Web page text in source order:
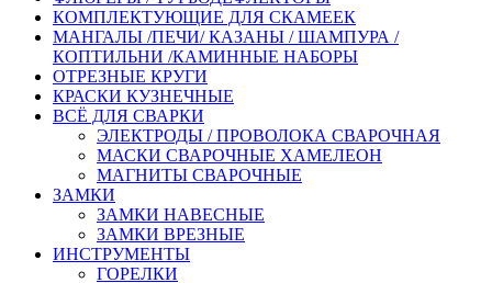
КОМПЛЕКТУЮЩИЕ ДЛЯ СКАМЕЕК
МАНГАЛЫ /ПЕЧИ/ КАЗАНЫ / ШАМПУРА /
КОПТИЛЬНИ /КАМИННЫЕ НАБОРЫ
ОТРЕЗНЫЕ КРУГИ
КРАСКИ КУЗНЕЧНЫЕ
ВСЁ ДЛЯ СВАРКИ
ЭЛЕКТРОДЫ / ПРОВОЛОКА СВАРОЧНАЯ
МАСКИ СВАРОЧНЫЕ ХАМЕЛЕОН
МАГНИТЫ СВАРОЧНЫЕ
ЗАМКИ
ЗАМКИ НАВЕСНЫЕ
ЗАМКИ ВРЕЗНЫЕ
ИНСТРУМЕНТЫ
ГОРЕЛКИ